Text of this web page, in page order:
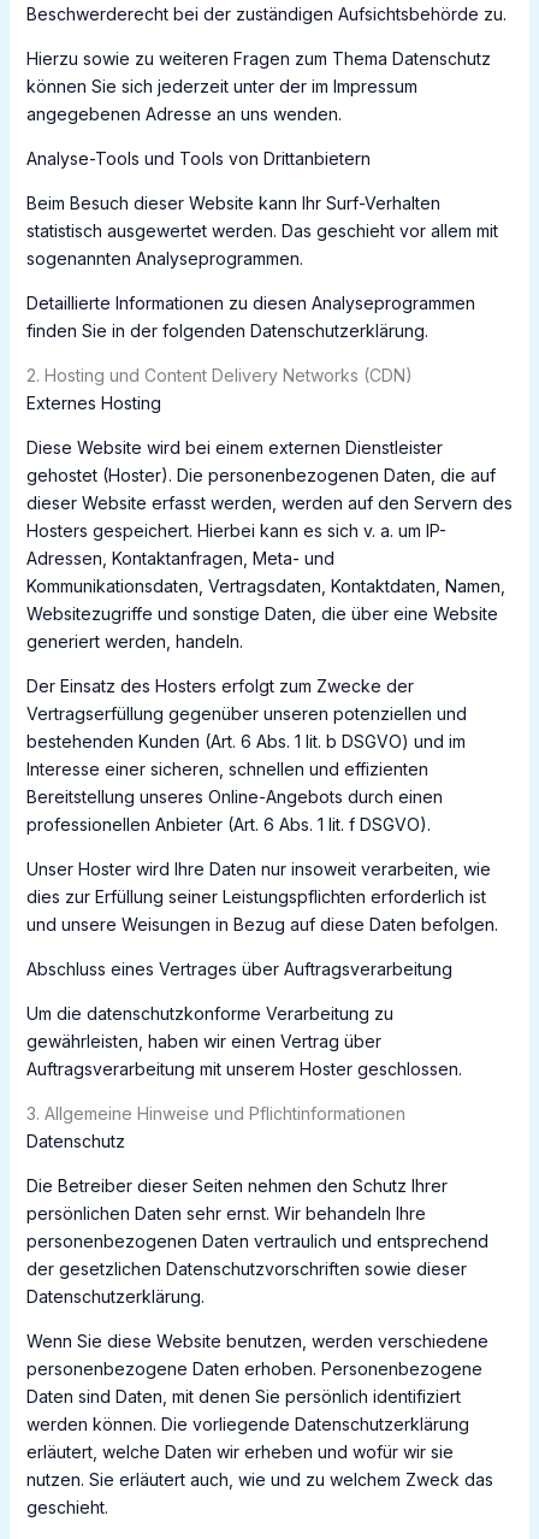
Beschwerderecht bei der zuständigen Aufsichtsbehörde zu.
Hierzu sowie zu weiteren Fragen zum Thema Datenschutz
können Sie sich jederzeit unter der im Impressum
angegebenen Adresse an uns wenden.
Analyse-Tools und Tools von Drittanbietern
Beim Besuch dieser Website kann Ihr Surf-Verhalten
statistisch ausgewertet werden. Das geschieht vor allem mit
sogenannten Analyseprogrammen.
Detaillierte Informationen zu diesen Analyseprogrammen
finden Sie in der folgenden Datenschutzerklärung.
2. Hosting und Content Delivery Networks (CDN)
Externes Hosting
Diese Website wird bei einem externen Dienstleister
gehostet (Hoster). Die personenbezogenen Daten, die auf
dieser Website erfasst werden, werden auf den Servern des
Hosters gespeichert. Hierbei kann es sich v. a. um IP-
Adressen, Kontaktanfragen, Meta- und
Kommunikationsdaten, Vertragsdaten, Kontaktdaten, Namen,
Websitezugriffe und sonstige Daten, die über eine Website
generiert werden, handeln.
Der Einsatz des Hosters erfolgt zum Zwecke der
Vertragserfüllung gegenüber unseren potenziellen und
bestehenden Kunden (Art. 6 Abs. 1 lit. b DSGVO) und im
Interesse einer sicheren, schnellen und effizienten
Bereitstellung unseres Online-Angebots durch einen
professionellen Anbieter (Art. 6 Abs. 1 lit. f DSGVO).
Unser Hoster wird Ihre Daten nur insoweit verarbeiten, wie
dies zur Erfüllung seiner Leistungspflichten erforderlich ist
und unsere Weisungen in Bezug auf diese Daten befolgen.
Abschluss eines Vertrages über Auftragsverarbeitung
Um die datenschutzkonforme Verarbeitung zu
gewährleisten, haben wir einen Vertrag über
Auftragsverarbeitung mit unserem Hoster geschlossen.
3. Allgemeine Hinweise und Pflichtinformationen
Datenschutz
Die Betreiber dieser Seiten nehmen den Schutz Ihrer
persönlichen Daten sehr ernst. Wir behandeln Ihre
personenbezogenen Daten vertraulich und entsprechend
der gesetzlichen Datenschutzvorschriften sowie dieser
Datenschutzerklärung.
Wenn Sie diese Website benutzen, werden verschiedene
personenbezogene Daten erhoben. Personenbezogene
Daten sind Daten, mit denen Sie persönlich identifiziert
werden können. Die vorliegende Datenschutzerklärung
erläutert, welche Daten wir erheben und wofür wir sie
nutzen. Sie erläutert auch, wie und zu welchem Zweck das
geschieht.